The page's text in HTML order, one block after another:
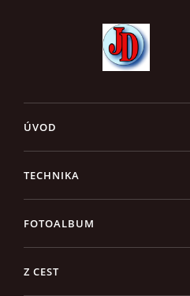
ÚVOD
TECHNIKA
FOTOALBUM
Z CEST